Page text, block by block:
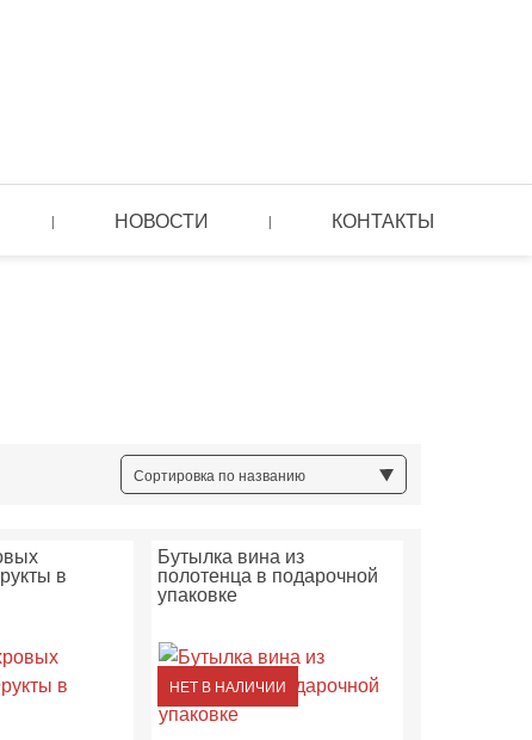
| НОВОСТИ | КОНТАКТЫ
Сортировка по названию
в
Бутылка вина из
полотенца в подарочной
упаковке
НЕТ В НАЛИЧИИ